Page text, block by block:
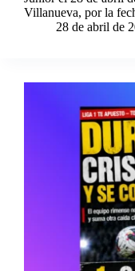
Villanueva, por la
28 de abril de